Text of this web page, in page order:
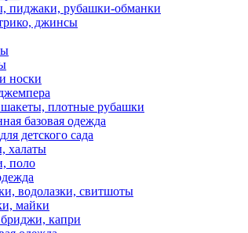
пиджаки, рубашки-обманки
джинсы
носки
плотные рубашки
базовая одежда
детского сада
халаты
поло
водолазки, свитшоты
майки
капри